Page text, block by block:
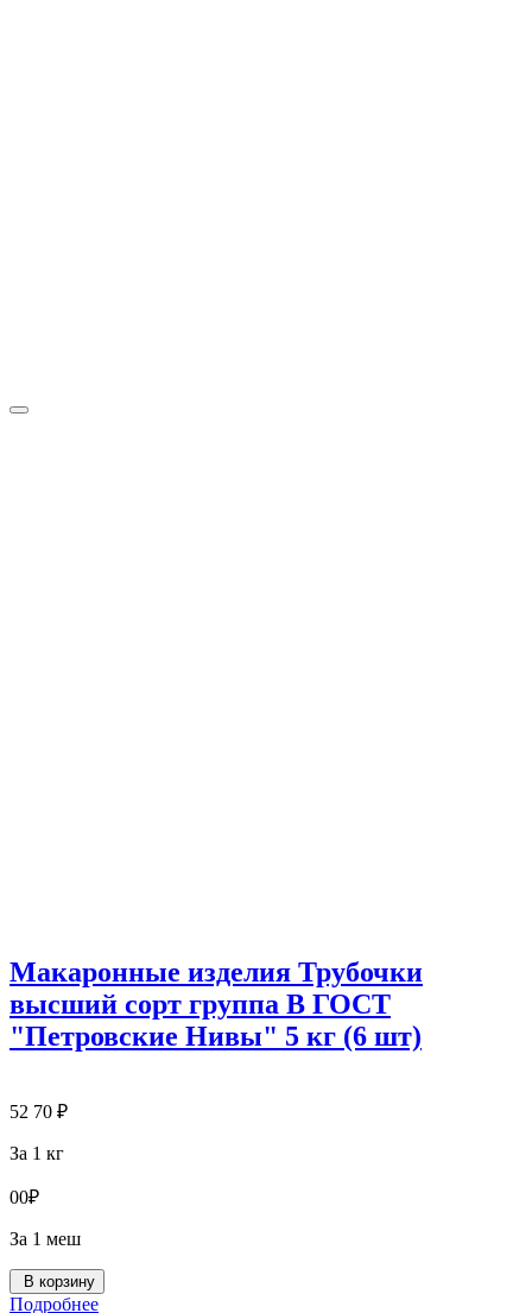
Макаронные изделия Трубочки
высший сорт группа В ГОСТ
"Петровские Нивы" 5 кг (6 шт)
52 70 ₽
За 1 кг
00₽
За 1 меш
В корзину
Подробнее